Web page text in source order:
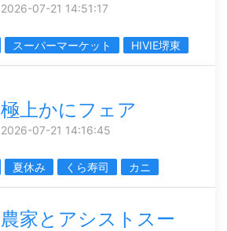
2026-07-21 14:51:17
スーパーマーケット HIVIE堺東
極上かにフェア
2026-07-21 14:16:45
夏休み くら寿司 カニ
農家とアシストスー